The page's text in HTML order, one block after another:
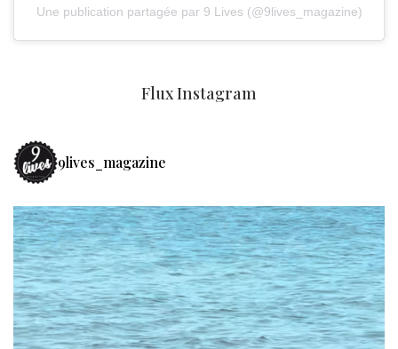
Une publication partagée par 9 Lives (@9lives_magazine)
Flux Instagram
9lives_magazine